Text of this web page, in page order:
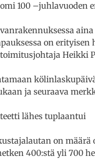
100 –juhlavuoden
on
Heikki
ja seuraava
lähes tuplaantui
on määrä
400:stä yli 700